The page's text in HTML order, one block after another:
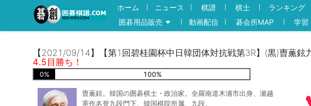
ホーム ニュース 棋譜 棋士 ランキング
囲碁用品販売
動画配信 碁会所MAP 学習
【2021/09/14】【第1回碧桂園杯中日韓団体対抗戦第3R】(黒)曺薫鉉
4.5目勝ち！
0% 100%
曺薫鉉。韓国の囲碁棋士・政治家。全羅南道木浦市出身、瀬越
憲作名誉九段門下、韓国棋院所属、九段。